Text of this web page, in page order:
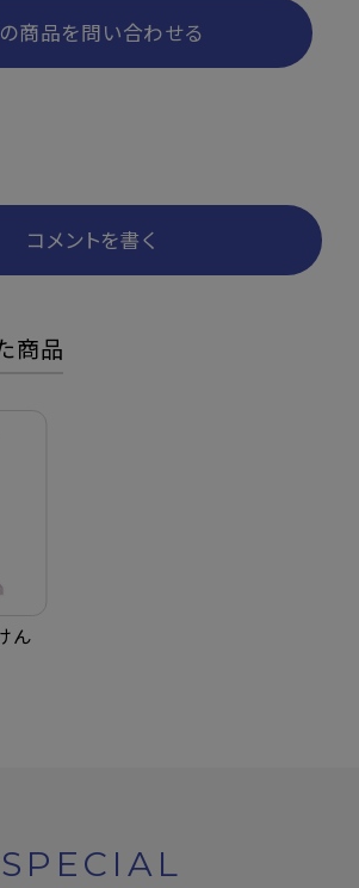
商品を問い合わせる
コメントを書く
商品
ん
SPECIAL